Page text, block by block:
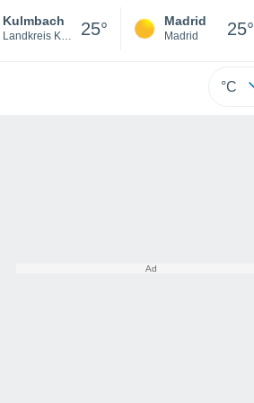
Kulmbach
Landkreis Kulmbach 25° Madrid
Madrid 25°
°C